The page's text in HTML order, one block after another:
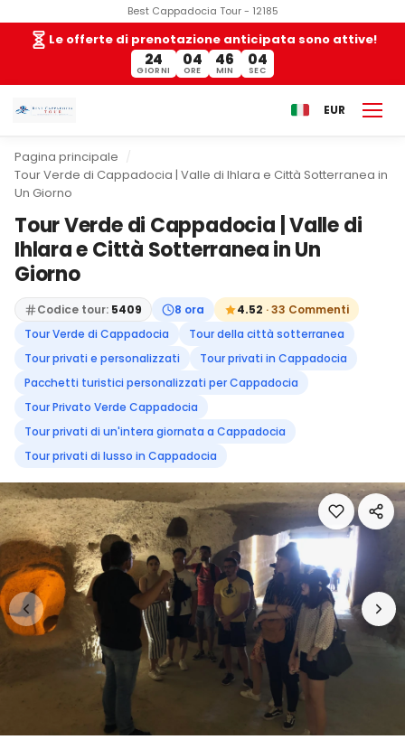
Best Cappadocia Tour - 12185
Le offerte di prenotazione anticipata sono attive!
24
GIORNI
04
ORE
46
MIN
03
SEC
EUR
Pagina principale
Tour Verde di Cappadocia | Valle di Ihlara e Città Sotterranea in
Un Giorno
Tour Verde di Cappadocia | Valle di
Ihlara e Città Sotterranea in Un
Giorno
Codice tour: 5409 8 ora 4.52 · 33 Commenti
Tour Verde di Cappadocia
Tour della città sotterranea
Tour privati e personalizzati
Tour privati in Cappadocia
Pacchetti turistici personalizzati per Cappadocia
Tour Privato Verde Cappadocia
Tour privati di un'intera giornata a Cappadocia
Tour privati di lusso in Cappadocia